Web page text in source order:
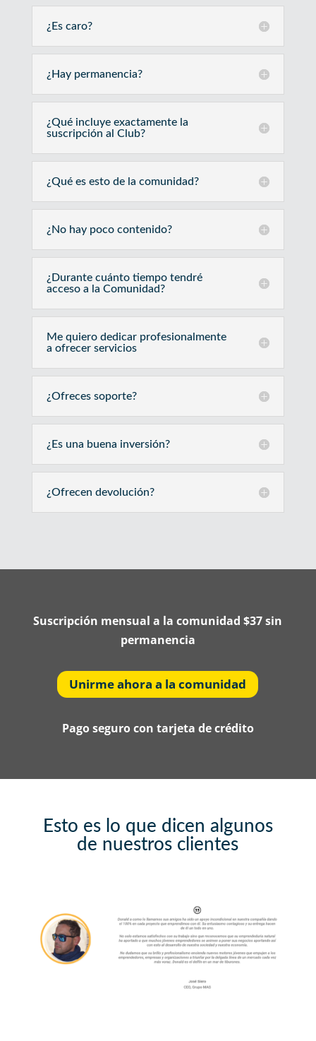
¿Es caro?
¿Hay permanencia?
¿Qué incluye exactamente la
suscripción al Club?
¿Qué es esto de la comunidad?
¿No hay poco contenido?
¿Durante cuánto tiempo tendré
acceso a la Comunidad?
Me quiero dedicar profesionalmente
a ofrecer servicios
¿Ofreces soporte?
¿Es una buena inversión?
¿Ofrecen devolución?
Suscripción mensual a la comunidad $37 sin
permanencia
Unirme ahora a la comunidad
Pago seguro con tarjeta de crédito
Esto es lo que dicen algunos
de nuestros clientes